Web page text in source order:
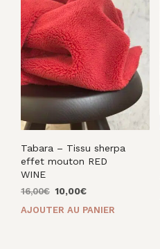
Tabara – Tissu sherpa
effet mouton RED
WINE
16,00€ Le
10,00€Le
AJOUTER AU PANIER